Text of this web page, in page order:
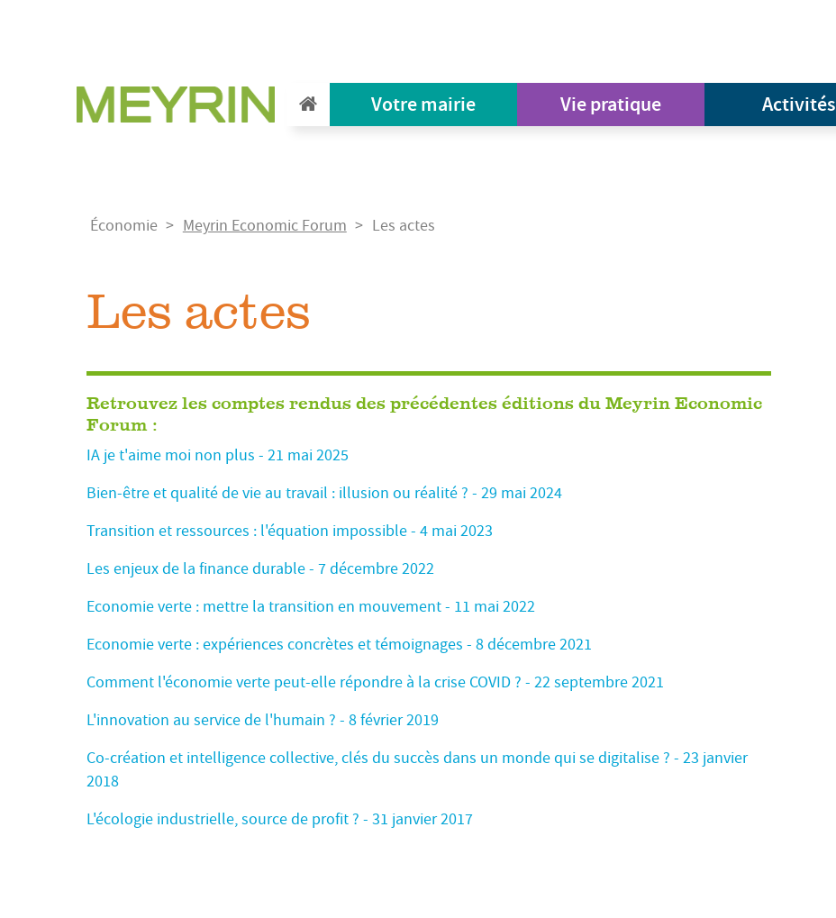
Votre mairie Vie pratique Activités
FilÉconomie Meyrin Economic Forum Les actes
Les actes
Retrouvez les comptes rendus des précédentes éditions du Meyrin Economic
Forum :
IA je t'aime moi non plus - 21 mai 2025
Bien-être et qualité de vie au travail : illusion ou réalité ? - 29 mai 2024
Transition et ressources : l'équation impossible - 4 mai 2023
Les enjeux de la finance durable - 7 décembre 2022
Economie verte : mettre la transition en mouvement - 11 mai 2022
Economie verte : expériences concrètes et témoignages - 8 décembre 2021
Comment l'économie verte peut-elle répondre à la crise COVID ? - 22 septembre 2021
L'innovation au service de l'humain ? - 8 février 2019
Co-création et intelligence collective, clés du succès dans un monde qui se digitalise ? - 23 janvier
2018
L'écologie industrielle, source de profit ? - 31 janvier 2017